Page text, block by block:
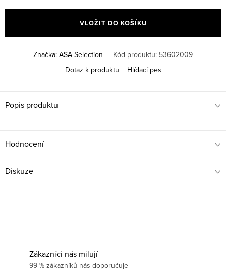
cena:
VLOŽIT DO KOŠÍKU
Značka: ASA Selection Kód produktu: 53602009
Dotaz k produktu
Hlídací pes
Popis produktu
Hodnocení
Diskuze
Zákazníci nás milují
99 % zákazníků nás doporučuje